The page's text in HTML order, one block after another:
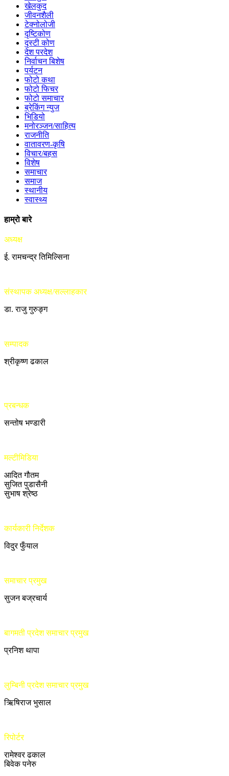
खेलकुद
जीवनशैली
टेक्नोलोजी
दृष्टिकोण
दृस्टी कोण
देश परदेश
निर्वाचन बिशेष
पर्यटन
फोटो कथा
फोटो फिचर
फोटो समाचार
ब्रेकिंग न्युज
भिडियो
मनोरञ्जन/साहित्य
राजनीति
वातावरण-कृषि
विचार/बहस
विशेष
समाचार
समाज
स्थानीय
स्वास्थ्य
हाम्रो बारे
अध्यक्ष
ई. रामचन्द्र तिमिल्सिना
संस्थापक अध्यक्ष/सल्लाहकार
डा. राजु गुरुङ्ग
सम्पादक
श्रीकृष्ण ढकाल
प्रबन्धक
सन्तोष भण्डारी
मल्टीमिडिया
आदित गौतम
सुजित पुडासैनी
सुभाष श्रेष्ठ
कार्यकारी निर्देशक
विदुर फुँयाल
समाचार प्रमुख
सुजन बज्रचार्य
बागमती प्रदेश समाचार प्रमुख
प्रनिश थापा
लुम्बिनी प्रदेश समाचार प्रमुख
ऋिषिराज भुसाल
रिपोर्टर
रामेश्वर ढकाल
बिवेक पनेरु